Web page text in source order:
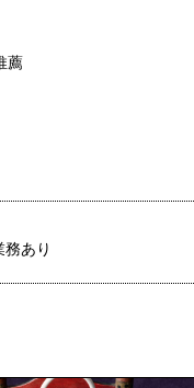
薦
あり